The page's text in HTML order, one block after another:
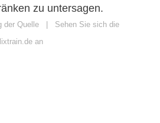
zu untersagen.
der Quelle | Sehen Sie sich die
an